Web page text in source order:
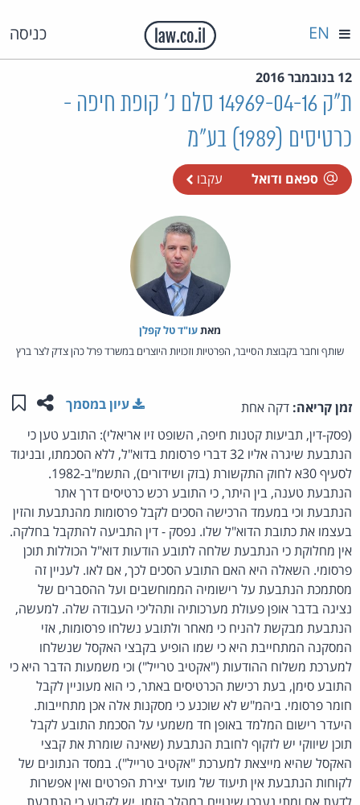
כניסה EN
12 בנובמבר 2016
ת"ק 14969-04-16 סלם נ' קופת חיפה -
כרטיסים (1989) בע"מ
ספאם ודואל עקבו
מאת‏עו"ד טל קפלן
שותף וחבר בקבוצת הסייבר, הפרטיות וזכויות היוצרים במשרד פרל כהן צדק לצר ברץ
זמן קריאה: דקה אחת שתפו
עיון במסמך
(פסק-דין, תביעות קטנות חיפה, השופט זיו אריאלי): התובע טען כי
הנתבעת שיגרה אליו 32 דברי פרסומת בדוא"ל, ללא הסכמתו, ובניגוד
לסעיף 30א לחוק התקשורת (בזק ושידורים), התשמ"ב-1982.
הנתבעת טענה, בין היתר, כי התובע רכש כרטיסים דרך אתר
הנתבעת וכי במעמד הרכישה הסכים לקבל פרסומות מהנתבעת והזין
בעצמו את כתובת הדוא"ל שלו. נפסק - דין התביעה להתקבל בחלקה.
אין מחלוקת כי הנתבעת שלחה לתובע הודעות דוא"ל הכוללות תוכן
פרסומי. השאלה היא האם התובע הסכים לכך, אם לאו. לעניין זה
מסתמכת הנתבעת על רישומיה הממוחשבים ועל ההסברים של
נציגה בדבר אופן פעולת מערכותיה ותהליכי העבודה שלה. למעשה,
הנתבעת מבקשת להניח כי מאחר ולתובע נשלחו פרסומות, אזי
המסקנה המתחייבת היא כי שמו הופיע בקבצי האקסל שנשלחו
למערכת משלוח ההודעות ("אקטיב טרייל") וכי משמעות הדבר היא כי
התובע סימן, בעת רכישת הכרטיסים באתר, כי הוא מעוניין לקבל
חומר פרסומי. ביהמ"ש לא שוכנע כי מסקנות אלה אכן מתחייבות.
היעדר רישום המלמד באופן חד משמעי על הסכמת התובע לקבל
תוכן שיווקי יש לזקוף לחובת הנתבעת (שאינה שומרת את קבצי
האקסל שהיא מייצאת למערכת "אקטיב טרייל"). במסד הנתונים של
לקוחות הנתבעת אין תיעוד של מועד יצירת הפרטים ואין אפשרות